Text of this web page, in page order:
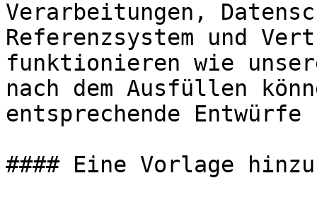
Verarbeitungen,
Referenzsystem und
funktionieren wie
nach dem Ausfüllen
entsprechende Entwürfe
#### Eine Vorlage